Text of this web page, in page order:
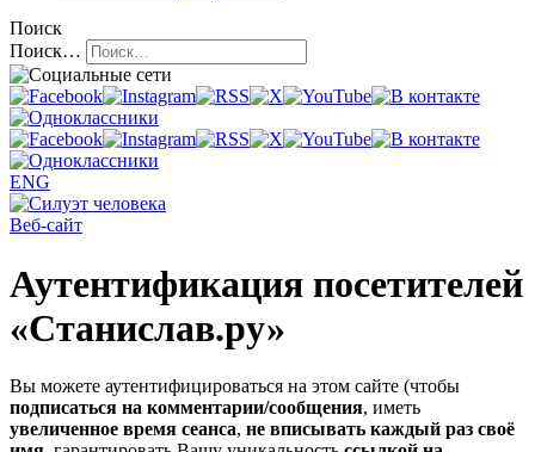
Поиск
Поиск…
ENG
Веб-сайт
Аутентификация посетителей
«Станислав.ру»
Вы можете аутентифицироваться на этом сайте (чтобы
подписаться на комментарии/сообщения, иметь
увеличенное время сеанса, не вписывать каждый раз своё